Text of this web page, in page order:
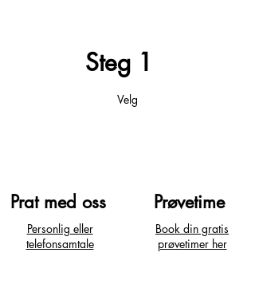
Steg 1
Velg
Prat med oss
Personlig eller
telefonsamtale
Prøvetime
Book din gratis
prøvetimer her